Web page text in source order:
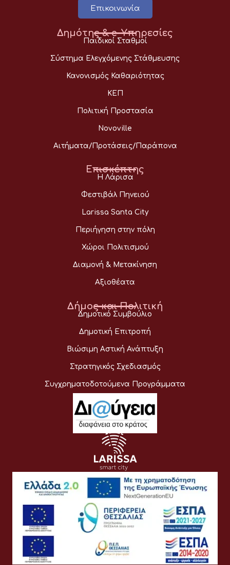
Επικοινωνία
Δημότης & e-Υπηρεσίες
Παιδικοί Σταθμοί
Σύστημα Ελεγχόμενης Στάθμευσης
Κανονισμός Καθαριότητας
ΚΕΠ
Πολιτική Προστασία
Novoville
Αιτήματα/Προτάσεις/Παράπονα
Επισκέπτης
Η Λάρισα
Φεστιβάλ Πηνειού
Larissa Santa City
Περιήγηση στην πόλη
Χώροι Πολιτισμού
Διαμονή & Μετακίνηση
Αξιοθέατα
Δήμος και Πολιτική
Δημοτικό Συμβούλιο
Δημοτική Επιτροπή
Βιώσιμη Αστική Ανάπτυξη
Στρατηγικός Σχεδιασμός
Συγχρηματοδοτούμενα Προγράμματα